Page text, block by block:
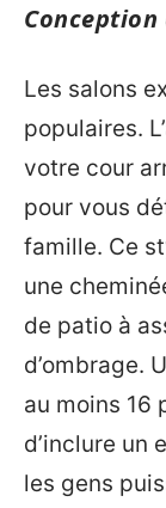
Conception
Les salons
populaires.
votre cour
pour vous
famille. Ce
une
de patio à
d’ombrage.
au moins 16
d’inclure un
les gens